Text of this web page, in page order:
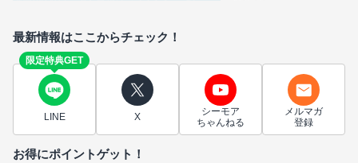
最新情報はここからチェック！
限定特典GET
LINE X
シーモア
ちゃんねる
メルマガ
登録
お得にポイントゲット！